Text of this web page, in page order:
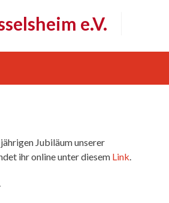
e.V.
Jubiläum unserer
ihr online unter diesem Link.